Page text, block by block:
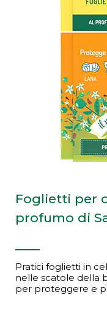
Foglietti per
profumo di
Pratici foglietti in
nelle scatole della
per proteggere e